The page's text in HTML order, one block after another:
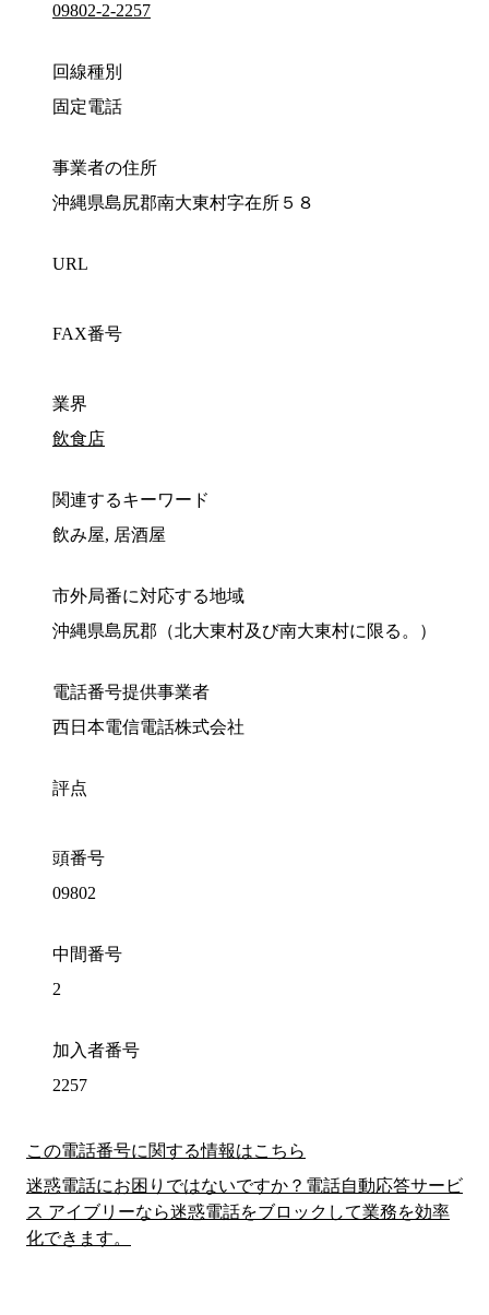
09802-2-2257
回線種別
固定電話
事業者の住所
沖縄県島尻郡南大東村字在所５８
URL
FAX番号
業界
飲食店
関連するキーワード
飲み屋, 居酒屋
市外局番に対応する地域
沖縄県島尻郡（北大東村及び南大東村に限る。）
電話番号提供事業者
西日本電信電話株式会社
評点
頭番号
09802
中間番号
2
加入者番号
2257
この電話番号に関する情報はこちら
迷惑電話にお困りではないですか？電話自動応答サービ
ス アイブリーなら迷惑電話をブロックして業務を効率
化できます。